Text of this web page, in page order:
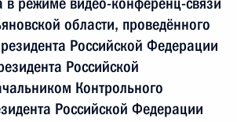
области, проведённого
Российской Федерации
Российской
Контрольного
Российской Федерации